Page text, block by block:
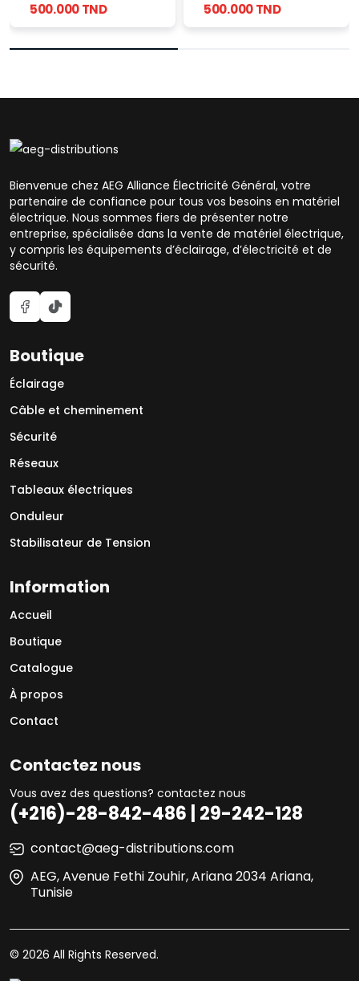
500.000 TND 500.000 TND
Bienvenue chez AEG Alliance Électricité Général, votre
partenaire de confiance pour tous vos besoins en matériel
électrique. Nous sommes fiers de présenter notre
entreprise, spécialisée dans la vente de matériel électrique,
y compris les équipements d’éclairage, d’électricité et de
sécurité.
Boutique
Éclairage
Câble et cheminement
Sécurité
Réseaux
Tableaux électriques
Onduleur
Stabilisateur de Tension
Information
Accueil
Boutique
Catalogue
À propos
Contact
Contactez nous
Vous avez des questions? contactez nous
(+216)-28-842-486 | 29-242-128
contact@aeg-distributions.com
AEG, Avenue Fethi Zouhir, Ariana 2034 Ariana,
Tunisie
© 2026 All Rights Reserved.